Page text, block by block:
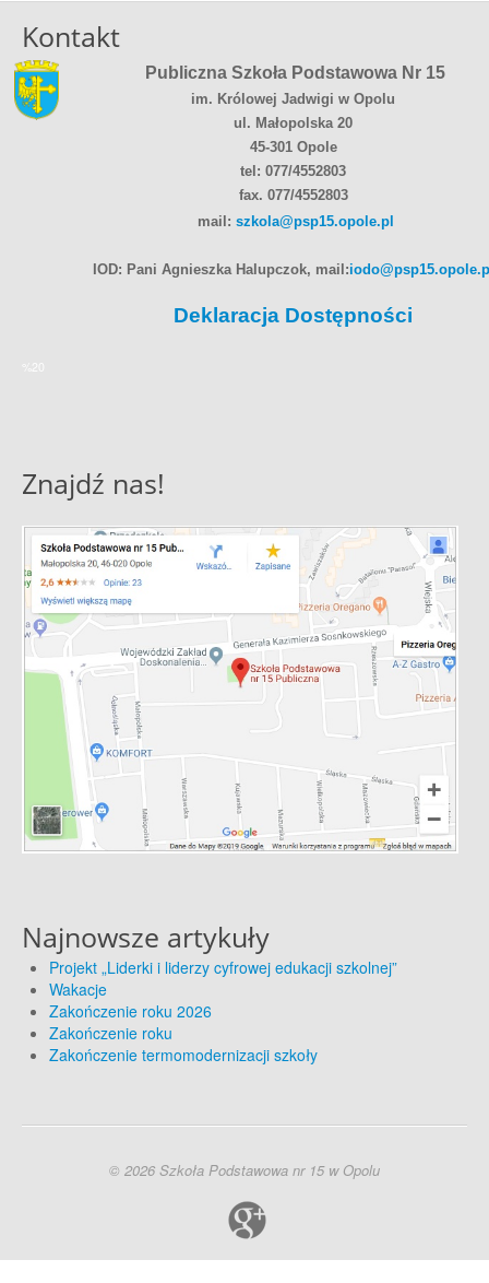
Kontakt
Publiczna Szkoła Podstawowa Nr 15
im. Królowej Jadwigi w Opolu
ul. Małopolska 20
45-301 Opole
tel: 077/4552803
fax. 077/4552803
mail: szkola@psp15.opole.pl
IOD: Pani Agnieszka Halupczok, mail:
Deklaracja Dostępności
Znajdź nas!
Najnowsze artykuły
Projekt „Liderki i liderzy cyfrowej edukacji szkolnej”
Wakacje
Zakończenie roku 2026
Zakończenie roku
Zakończenie termomodernizacji szkoły
© 2026 Szkoła Podstawowa nr 15 w Opolu